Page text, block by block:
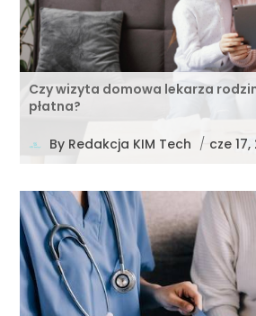
Czy wizyta domowa lekarza
płatna?
By Redakcja KIM Tech / cze